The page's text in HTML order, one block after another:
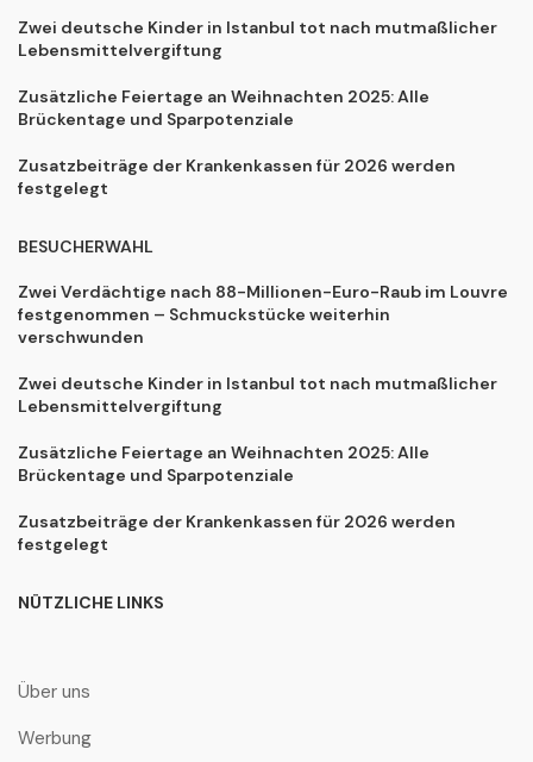
Zwei deutsche Kinder in Istanbul tot nach mutmaßlicher
Lebensmittelvergiftung
Zusätzliche Feiertage an Weihnachten 2025: Alle
Brückentage und Sparpotenziale
Zusatzbeiträge der Krankenkassen für 2026 werden
festgelegt
BESUCHERWAHL
Zwei Verdächtige nach 88-Millionen-Euro-Raub im Louvre
festgenommen – Schmuckstücke weiterhin
verschwunden
Zwei deutsche Kinder in Istanbul tot nach mutmaßlicher
Lebensmittelvergiftung
Zusätzliche Feiertage an Weihnachten 2025: Alle
Brückentage und Sparpotenziale
Zusatzbeiträge der Krankenkassen für 2026 werden
festgelegt
NÜTZLICHE LINKS
Über uns
Werbung